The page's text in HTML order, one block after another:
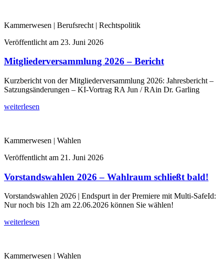
Kammerwesen | Berufsrecht | Rechtspolitik
Veröffentlicht am 23. Juni 2026
Mitgliederversammlung 2026 – Bericht
Kurzbericht von der Mitgliederversammlung 2026: Jahresbericht –
Satzungsänderungen – KI-Vortrag RA Jun / RAin Dr. Garling
weiterlesen
Kammerwesen | Wahlen
Veröffentlicht am 21. Juni 2026
Vorstandswahlen 2026 – Wahlraum schließt bald!
Vorstandswahlen 2026 | Endspurt in der Premiere mit Multi-SafeId:
Nur noch bis 12h am 22.06.2026 können Sie wählen!
weiterlesen
Kammerwesen | Wahlen